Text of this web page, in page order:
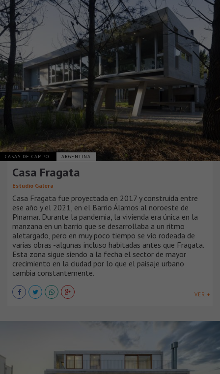
CASAS DE CAMPO ARGENTINA
Casa Fragata
Estudio Galera
Casa Fragata fue proyectada en 2017 y construida entre
ese año y el 2021, en el Barrio Álamos al noroeste de
Pinamar. Durante la pandemia, la vivienda era única en la
manzana en un barrio que se desarrollaba a un ritmo
aletargado, pero en muy poco tiempo se vio rodeada de
varias obras -algunas incluso habitadas antes que Fragata.
Esta zona sigue siendo a la fecha el sector de mayor
crecimiento en la ciudad por lo que el paisaje urbano
cambia constantemente.
VER +